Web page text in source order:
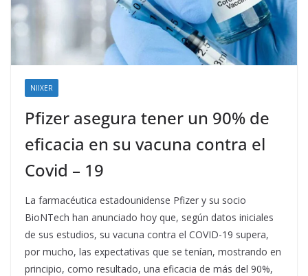
NIIXER
Pfizer asegura tener un 90% de
eficacia en su vacuna contra el
Covid – 19
La farmacéutica estadounidense Pfizer y su socio
BioNTech han anunciado hoy que, según datos iniciales
de sus estudios, su vacuna contra el COVID-19 supera,
por mucho, las expectativas que se tenían, mostrando en
principio, como resultado, una eficacia de más del 90%,